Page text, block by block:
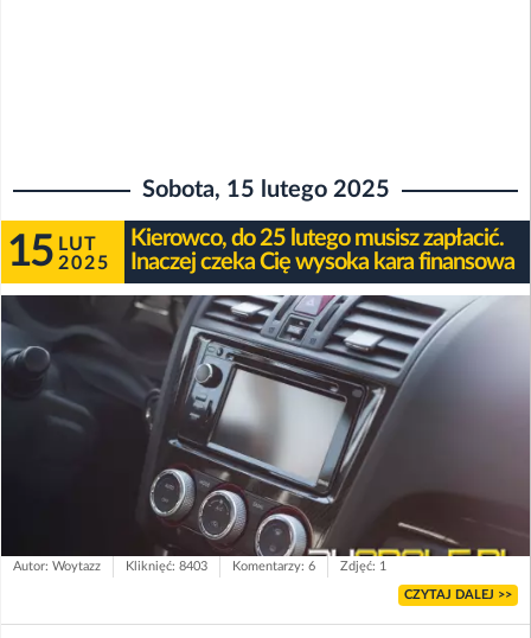
Sobota, 15 lutego 2025
15 LUT
2025
Kierowco, do 25 lutego musisz zapłacić.
Inaczej czeka Cię wysoka kara finansowa
Autor: Woytazz Kliknięć: 8403 Komentarzy: 6 Zdjęć: 1
CZYTAJ DALEJ >>